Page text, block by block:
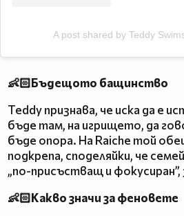
A post shared by Teddy
👶🏻Бъдещото бащинство
Teddy признава, че иска да е
бъде там, на игрището, да
бъде опора. На Raiche той
подкрепа, споделяйки, че
„по-присъстващ и
👶🏻Какво значи за феновете